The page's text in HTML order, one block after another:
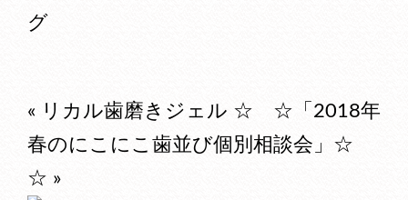
グ
« リカル歯磨きジェル ☆ ☆「2018年
春のにこにこ歯並び個別相談会」☆
☆ »